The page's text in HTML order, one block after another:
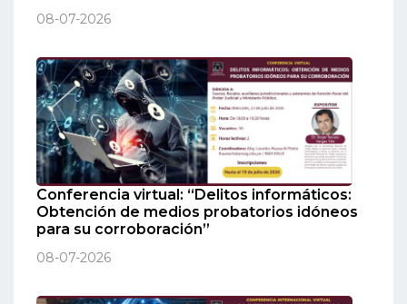
08-07-2026
Conferencia virtual: “Delitos informáticos:
Obtención de medios probatorios idóneos
para su corroboración”
08-07-2026